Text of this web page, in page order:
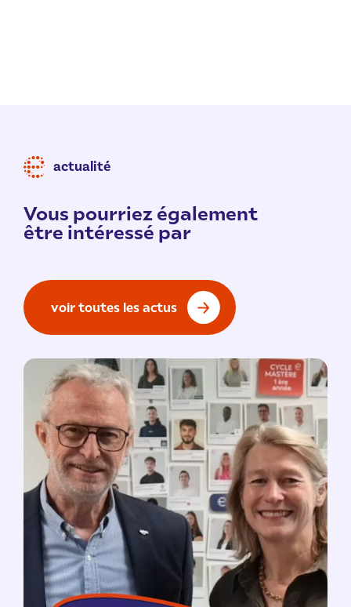
actualité
Vous pourriez également
être intéressé par
voir toutes les actus